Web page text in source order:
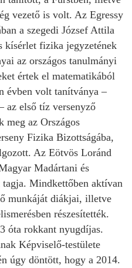
vezető is volt. Az Egressy
a szegedi József Attila
kísérlet fizika jegyzetének
az országos tanulmányi
értek el matematikából
évben volt tanítványa –
az első tíz versenyző
meg az Országos
Fizika Bizottságába,
Az Eötvös Loránd
Madártani és
Mindkettőben aktívan
munkáját diákjai, illetve
részesítették.
óta rokkant nyugdíjas.
Képviselő-testülete
úgy döntött, hogy a 2014.